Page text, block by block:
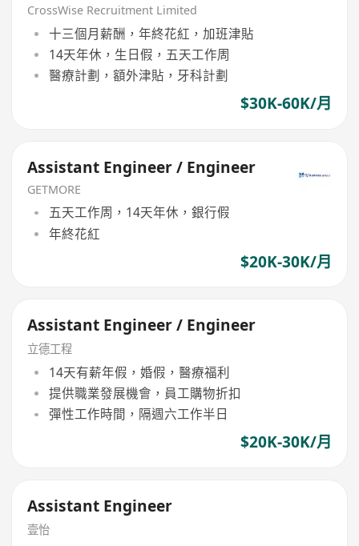
CrossWise Recruitment Limited
十三個月薪酬，年終花紅，加班津貼
14天年休，生日假，五天工作周
醫療計劃，額外津貼，牙科計劃
$30K-60K/月
Assistant Engineer / Engineer
GETMORE
五天工作周，14天年休，銀行假
年終花紅
$20K-30K/月
Assistant Engineer / Engineer
立德工程
14天有薪年假，婚假，醫療福利
提供職業發展機會，員工購物折扣
彈性工作時間，隔週六工作半日
$20K-30K/月
Assistant Engineer
壹怡